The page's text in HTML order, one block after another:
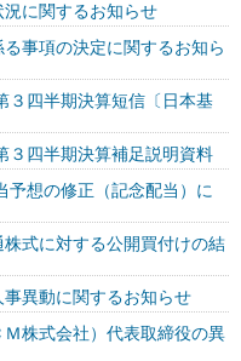
況に関するお知らせ
事項の決定に関するお知ら
四半期決算短信〔日本基
四半期決算補足説明資料
予想の修正（記念配当）に
式に対する公開買付けの結
異動に関するお知らせ
株式会社）代表取締役の異